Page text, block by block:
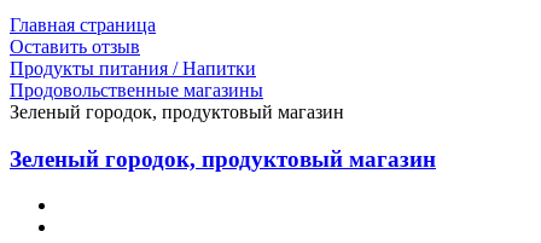
Главная страница
Оставить отзыв
Продукты питания / Напитки
Продовольственные магазины
Зеленый городок, продуктовый магазин
Зеленый городок, продуктовый магазин